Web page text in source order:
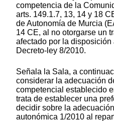
competencia de la
arts. 149.1.7, 13, 14 y 18
de Autonomía de Murcia
14 CE, al no otorgarse un
afectado por la
Decreto-ley 8/2010.
Señala la Sala, a
considerar la adecuación
competencial establecido
trata de establecer una
decidir sobre la
autonómica 1/2010 al